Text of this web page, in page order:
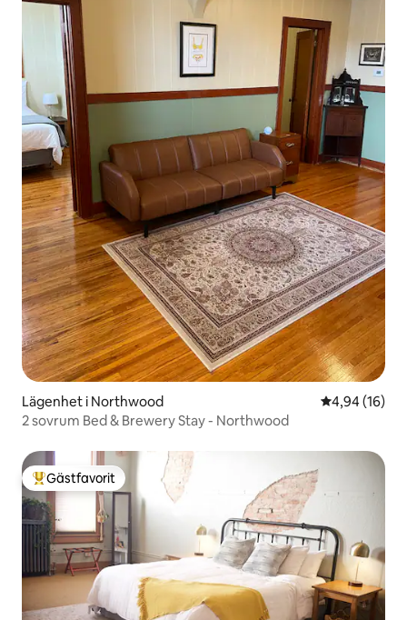
Lägenhet i Northwood 4,94 av 5 i
4,94 (16)
2 sovrum Bed & Brewery Stay - Northwood
Populär gästfavorit
Gästfavorit